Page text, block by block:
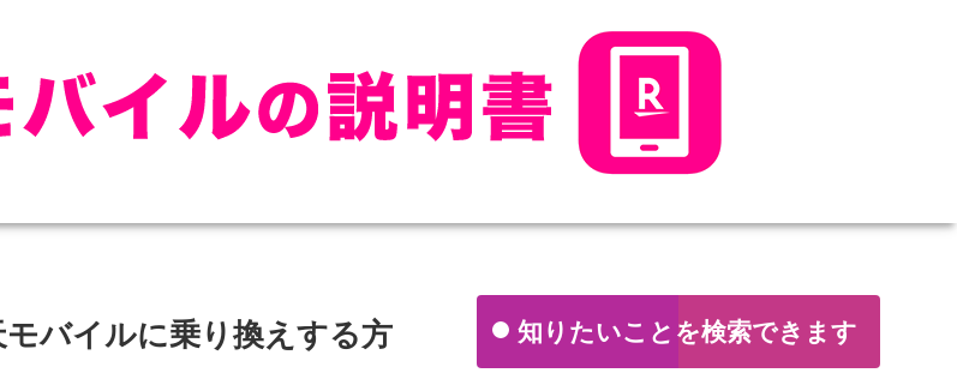
モバイルに乗り換えする方
知りたいことを検索できます